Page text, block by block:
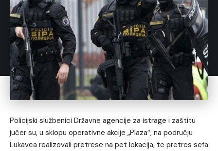
Policijski službenici Državne agencije za istrage i zaštitu
jučer su, u sklopu operativne akcije „Plaza“, na području
Lukavca realizovali pretrese na pet lokacija, te pretres sefa